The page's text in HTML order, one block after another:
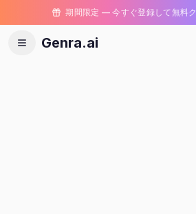
期間限定 — 今すぐ登録して無料
Genra.ai